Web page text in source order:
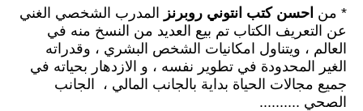
* من احسن كتب انتوني روبرنز المدرب الشخصي الغني
عن التعريف الكتاب تم بيع العديد من النسخ منه في
العالم ، ويتناول امكانيات الشخص البشري ، وقدراته
الغير المحدودة في تطوير نفسه ، و الازدهار بحياته في
جميع مجالات الحياة بداية بالجانب المالي ،
الجانب
الصحي ..........